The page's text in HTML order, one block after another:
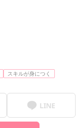
スキルが身につく
LINE